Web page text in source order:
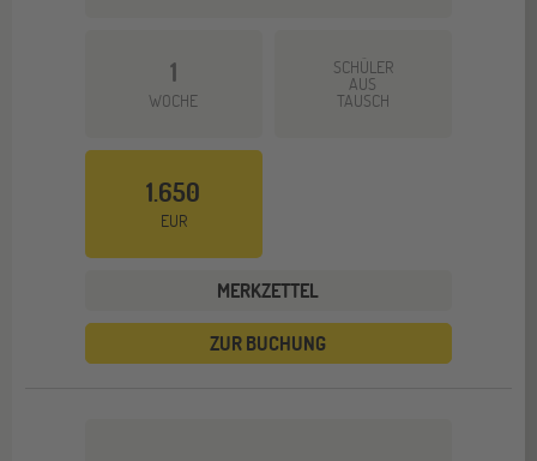
1
WOCHE
SCHÜLER
AUS
TAUSCH
1.650
EUR
MERKZETTEL
ZUR BUCHUNG